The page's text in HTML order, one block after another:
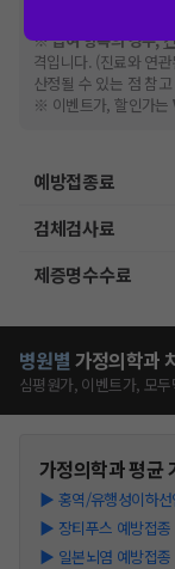
한 가격은 해당 의료
※급여 항목의 경우,
격입니다. (진료와 연
산정될 수 있는 점 참
※ 이벤트가, 할인가는
예방접종료
검체검사료
제증명수수료
병원별 가정의학과
심평원가, 이벤트가, 모
가정의학과평균
▶ 홍역/유행성이하
▶ 장티푸스 예방접
▶ 일본뇌염 예방접